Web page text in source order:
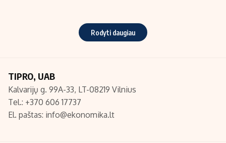
Rodyti daugiau
TIPRO, UAB
Kalvarijų g. 99A-33, LT-08219 Vilnius
Tel.: +370 606 17737
El. paštas: info@ekonomika.lt